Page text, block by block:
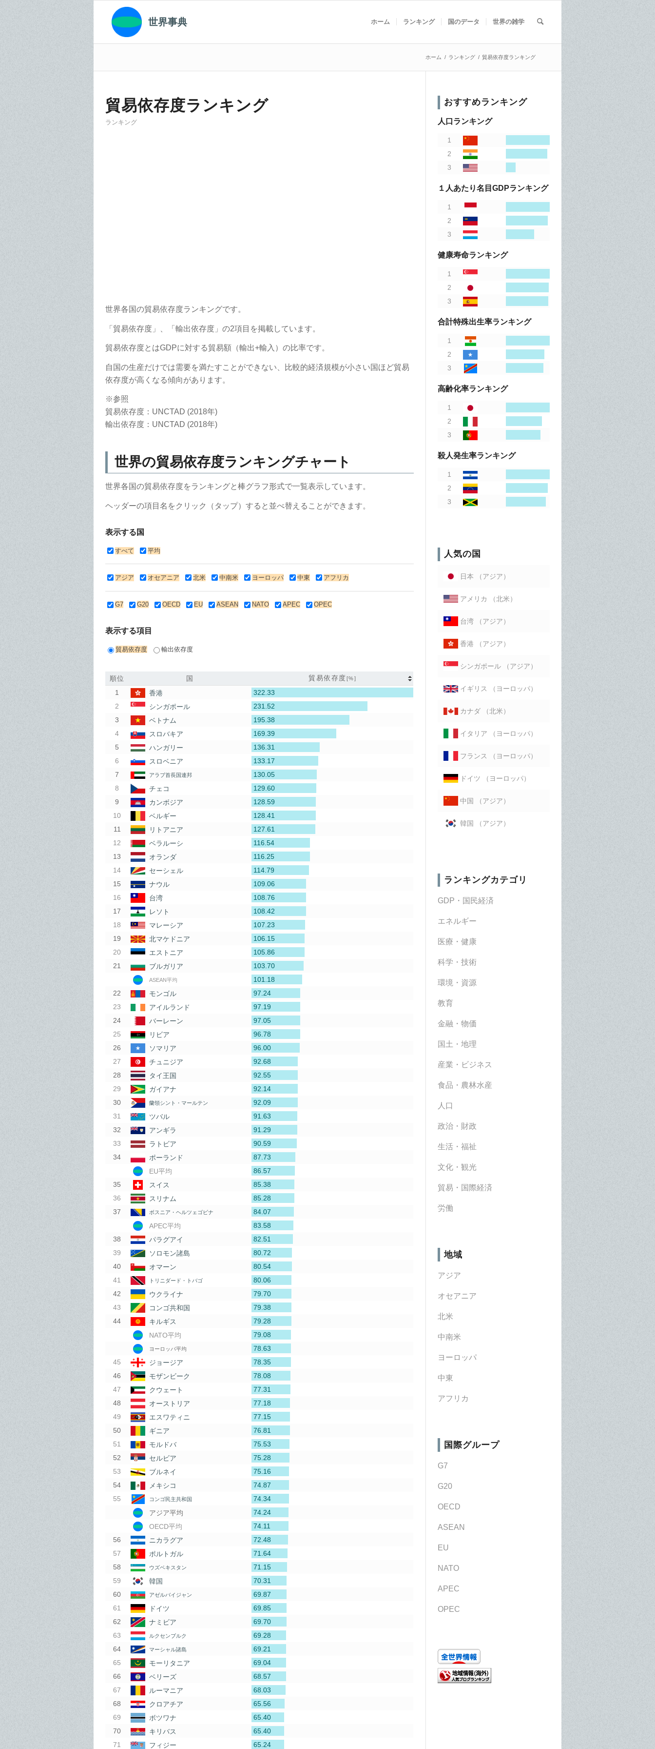
世界事典 ホーム ランキング 国のデータ 世界の雑学
ホーム / ランキング / 貿易依存度ランキング
貿易依存度ランキング
ランキング
世界各国の貿易依存度ランキングです。
「貿易依存度」、「輸出依存度」の2項目を掲載しています。
貿易依存度とはGDPに対する貿易額（輸出+輸入）の比率です。
自国の生産だけでは需要を満たすことができない、比較的経済規模が小さい国ほど貿易
依存度が高くなる傾向があります。
※参照
貿易依存度：UNCTAD (2018年)
輸出依存度：UNCTAD (2018年)
世界の貿易依存度ランキングチャート
世界各国の貿易依存度をランキングと棒グラフ形式で一覧表示しています。
ヘッダーの項目名をクリック（タップ）すると並べ替えることができます。
表示する国
すべて 平均
アジア オセアニア 北米 中南米 ヨーロッパ 中東 アフリカ
G7 G20 OECD EU ASEAN NATO APEC OPEC
表示する項目
貿易依存度 輸出依存度
順位 国 貿易依存度 [%]
香港
322.33
シンガポール
231.52
ベトナム
195.38
スロバキア
169.39
ハンガリー
136.31
スロベニア
133.17
アラブ首長国連邦
130.05
チェコ
129.60
カンボジア
128.59
ベルギー
128.41
リトアニア
127.61
ベラルーシ
116.54
オランダ
116.25
セーシェル
114.79
ナウル
109.06
台湾
108.76
レソト
108.42
マレーシア
107.23
北マケドニア
106.15
エストニア
105.86
ブルガリア
103.70
ASEAN平均
101.18
モンゴル
97.24
アイルランド
97.19
バーレーン
97.05
リビア
96.78
ソマリア
96.00
チュニジア
92.68
タイ王国
92.55
ガイアナ
92.14
蘭領シント・マールテン
92.09
ツバル
91.63
アンギラ
91.29
ラトビア
90.59
ポーランド
87.73
EU平均
86.57
スイス
85.38
スリナム
85.28
ボスニア・ヘルツェゴビナ
84.07
APEC平均
83.58
パラグアイ
82.51
ソロモン諸島
80.72
オマーン
80.54
トリニダード・トバゴ
80.06
ウクライナ
79.70
コンゴ共和国
79.38
キルギス
79.28
NATO平均
79.08
ヨーロッパ平均
78.63
ジョージア
78.35
モザンビーク
78.08
クウェート
77.31
オーストリア
77.18
エスワティニ
77.15
ギニア
76.81
モルドバ
75.53
セルビア
75.28
ブルネイ
75.16
メキシコ
74.87
コンゴ民主共和国
74.34
アジア平均
74.24
OECD平均
74.11
ニカラグア
72.48
ポルトガル
71.64
ウズベキスタン
71.15
韓国
70.31
アゼルバイジャン
69.87
ドイツ
69.85
ナミビア
69.70
ルクセンブルク 69.28
マーシャル諸島
69.21
モーリタニア
69.04
ベリーズ
68.57
ルーマニア
68.03
クロアチア
65.56
ボツワナ
65.40
キリバス
65.40
フィジー
65.24
おすすめランキング
人口ランキング
１人あたり名目GDPランキング
健康寿命ランキング
合計特殊出生率ランキング
高齢化率ランキング
殺人発生率ランキング
人気の国
日本 （アジア）
アメリカ （北米）
台湾 （アジア）
香港 （アジア）
シンガポール （アジア）
イギリス （ヨーロッパ）
カナダ （北米）
イタリア （ヨーロッパ）
フランス （ヨーロッパ）
ドイツ （ヨーロッパ）
中国 （アジア）
韓国 （アジア）
ランキングカテゴリ
GDP・国民経済
エネルギー
医療・健康
科学・技術
環境・資源
教育
金融・物価
国土・地理
産業・ビジネス
食品・農林水産
人口
政治・財政
生活・福祉
文化・観光
貿易・国際経済
労働
地域
アジア
オセアニア
北米
中南米
ヨーロッパ
中東
アフリカ
国際グループ
G7
G20
OECD
ASEAN
EU
NATO
APEC
OPEC